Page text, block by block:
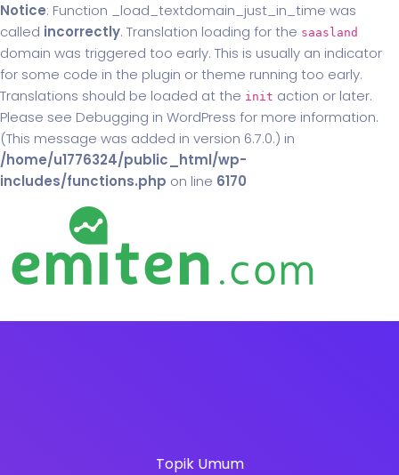
Notice: Function _load_textdomain_just_in_time was
called incorrectly. Translation loading for the saasland
domain was triggered too early. This is usually an indicator
for some code in the plugin or theme running too early.
Translations should be loaded at the init action or later.
Please see Debugging in WordPress for more information.
(This message was added in version 6.7.0.) in
/home/u1776324/public_html/wp-
includes/functions.php on line 6170
Topik Umum